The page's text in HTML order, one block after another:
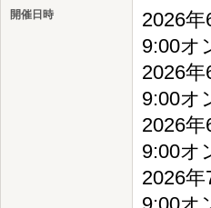
開催日時
2026
9:00オ
2026
9:00オ
2026
9:00オ
2026